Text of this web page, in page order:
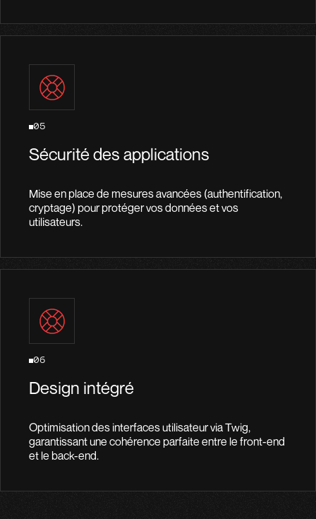
05
Sécurité des applications
Mise en place de mesures avancées (authentification,
cryptage) pour protéger vos données et vos
utilisateurs.
06
Design intégré
Optimisation des interfaces utilisateur via Twig,
garantissant une cohérence parfaite entre le front-end
et le back-end.